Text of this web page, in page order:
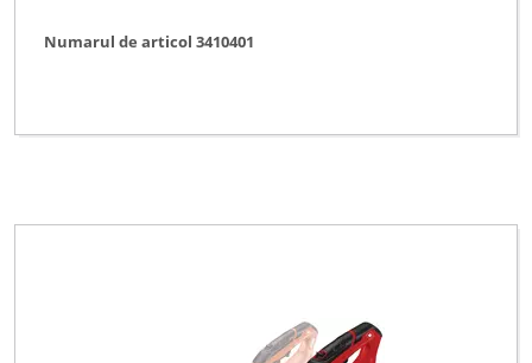
Numarul de articol 3410401